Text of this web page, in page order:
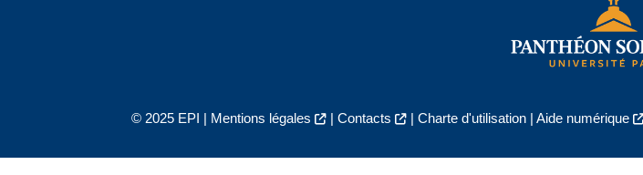
© 2025 EPI | Mentions légales | Contacts | Charte d'utilisation| Aide numérique